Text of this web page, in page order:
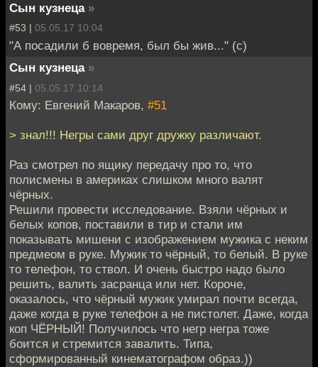
Сын кузнеца »
#53 | 05.05.17 10:04
"А посадили б вовремя, был бы жив..." (с)
Сын кузнеца »
#54 | 05.05.17 10:14
Кому: Евгений Макаров, #51
> знал!!! Негры сами друг дружку различают.
Раз смотрел по ящику передачу про то, что
полисмены в америках слишком много валят
чёрных.
Решили провести исследование. Взяли чёрных и
белых копов, поставили в тир и стали им
показывать мишени с изображением мужика с неким
предмеом в руке. Мужик то чёрный, то белый. В руке
то телефон, то ствол. И очень быстро надо было
решить, валить засранца или нет. Короче,
оказалось, что чёрный мужик умирал почти всегда,
даже когда в руке телефон а не пистолет. Даже, когда
коп ЧЁРНЫЙ! Получилось что негр негра тоже
боится и стремится завалить. Типа,
сформированный кинематографом образ.))